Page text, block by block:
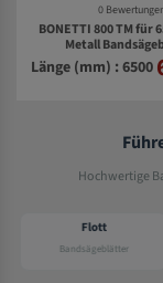
0
BONETTI 800 TM für
Metall
Länge (mm) : 6500
Hochwertige
Flott
Bandsägeblätter